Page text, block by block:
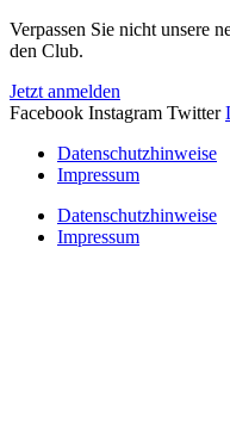
Verpassen Sie nicht unsere
den Club.
Jetzt anmelden
Facebook Instagram Twitter
Datenschutzhinweise
Impressum
Datenschutzhinweise
Impressum